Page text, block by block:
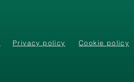
Privacy policy Cookie policy